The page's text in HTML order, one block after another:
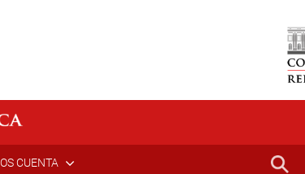
CUENTA